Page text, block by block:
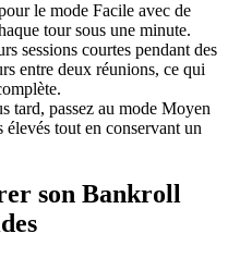
le mode Facile avec de
tour sous une minute.
sessions courtes pendant des
entre deux réunions, ce qui
tard, passez au mode Moyen
tout en conservant un
son Bankroll